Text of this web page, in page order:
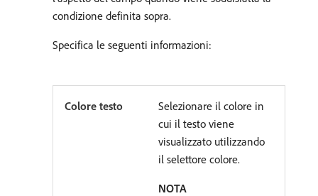
condizione definita sopra.
Specifica le seguenti informazioni:
Colore testo
Selezionare il colore in
cui il testo viene
visualizzato utilizzando
il selettore colore.
NOTA